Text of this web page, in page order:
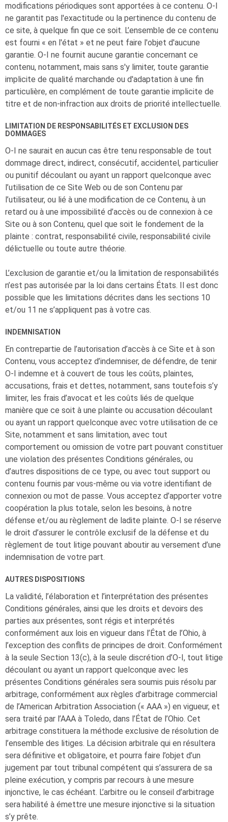
modifications périodiques sont apportées à ce contenu. O-I
ne garantit pas l'exactitude ou la pertinence du contenu de
ce site, à quelque fin que ce soit. L’ensemble de ce contenu
est fourni « en l'état » et ne peut faire l'objet d'aucune
garantie. O-I ne fournit aucune garantie concernant ce
contenu, notamment, mais sans s'y limiter, toute garantie
implicite de qualité marchande ou d'adaptation à une fin
particulière, en complément de toute garantie implicite de
titre et de non-infraction aux droits de priorité intellectuelle.
LIMITATION DE RESPONSABILITÉS ET EXCLUSION DES
DOMMAGES
O-I ne saurait en aucun cas être tenu responsable de tout
dommage direct, indirect, consécutif, accidentel, particulier
ou punitif découlant ou ayant un rapport quelconque avec
l’utilisation de ce Site Web ou de son Contenu par
l’utilisateur, ou lié à une modification de ce Contenu, à un
retard ou à une impossibilité d’accès ou de connexion à ce
Site ou à son Contenu, quel que soit le fondement de la
plainte : contrat, responsabilité civile, responsabilité civile
délictuelle ou toute autre théorie.
L’exclusion de garantie et/ou la limitation de responsabilités
n’est pas autorisée par la loi dans certains États. Il est donc
possible que les limitations décrites dans les sections 10
et/ou 11 ne s’appliquent pas à votre cas.
INDEMNISATION
En contrepartie de l’autorisation d’accès à ce Site et à son
Contenu, vous acceptez d’indemniser, de défendre, de tenir
O-I indemne et à couvert de tous les coûts, plaintes,
accusations, frais et dettes, notamment, sans toutefois s’y
limiter, les frais d’avocat et les coûts liés de quelque
manière que ce soit à une plainte ou accusation découlant
ou ayant un rapport quelconque avec votre utilisation de ce
Site, notamment et sans limitation, avec tout
comportement ou omission de votre part pouvant constituer
une violation des présentes Conditions générales, ou
d’autres dispositions de ce type, ou avec tout support ou
contenu fournis par vous-même ou via votre identifiant de
connexion ou mot de passe. Vous acceptez d’apporter votre
coopération la plus totale, selon les besoins, à notre
défense et/ou au règlement de ladite plainte. O-I se réserve
le droit d’assurer le contrôle exclusif de la défense et du
règlement de tout litige pouvant aboutir au versement d’une
indemnisation de votre part.
AUTRES DISPOSITIONS
La validité, l’élaboration et l’interprétation des présentes
Conditions générales, ainsi que les droits et devoirs des
parties aux présentes, sont régis et interprétés
conformément aux lois en vigueur dans l’État de l’Ohio, à
l’exception des conflits de principes de droit. Conformément
à la seule Section 13(c), à la seule discrétion d’O-I, tout litige
découlant ou ayant un rapport quelconque avec les
présentes Conditions générales sera soumis puis résolu par
arbitrage, conformément aux règles d’arbitrage commercial
de l’American Arbitration Association (« AAA ») en vigueur, et
sera traité par l’AAA à Toledo, dans l’État de l’Ohio. Cet
arbitrage constituera la méthode exclusive de résolution de
l’ensemble des litiges. La décision arbitrale qui en résultera
sera définitive et obligatoire, et pourra faire l’objet d’un
jugement par tout tribunal compétent qui s’assurera de sa
pleine exécution, y compris par recours à une mesure
injonctive, le cas échéant. L’arbitre ou le conseil d’arbitrage
sera habilité à émettre une mesure injonctive si la situation
s’y prête.